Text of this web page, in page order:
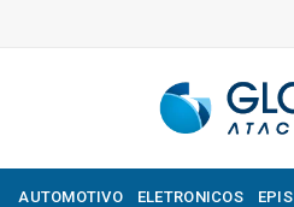
AUTOMOTIVO ELETRONICOS EPIS